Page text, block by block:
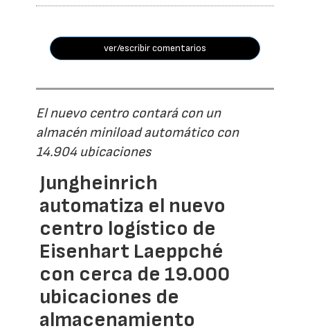
ver/escribir comentarios
El nuevo centro contará con un
almacén miniload automático con
14.904 ubicaciones
Jungheinrich
automatiza el nuevo
centro logístico de
Eisenhart Laeppché
con cerca de 19.000
ubicaciones de
almacenamiento